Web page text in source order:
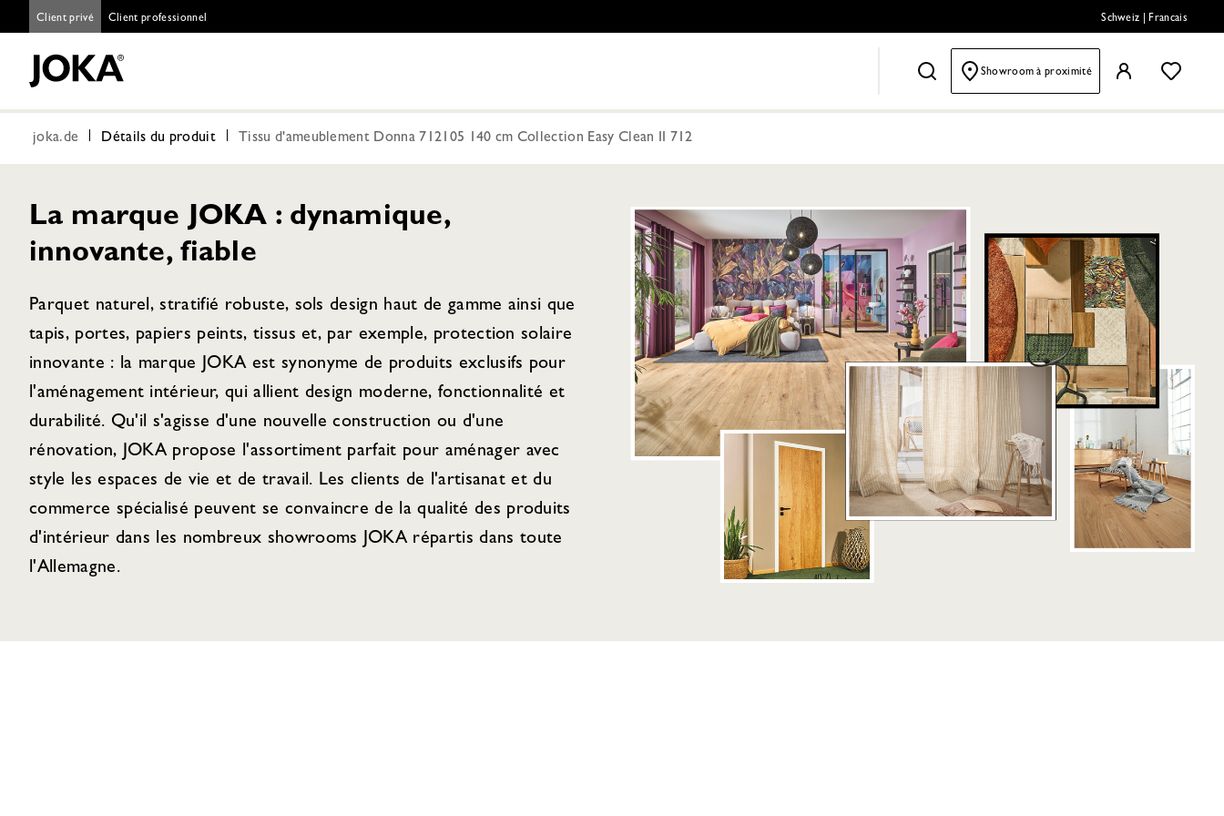
Client privé Client professionnel Schweiz Francais
Showroom à proximité
joka.de Détails du produit Tissu d'ameublement Donna 712105 140 cm Collection Easy Clean II 712
La marque JOKA : dynamique,
innovante, fiable
Parquet naturel, stratifié robuste, sols design haut de gamme ainsi que
tapis, portes, papiers peints, tissus et, par exemple, protection solaire
innovante : la marque JOKA est synonyme de produits exclusifs pour
l'aménagement intérieur, qui allient design moderne, fonctionnalité et
durabilité. Qu'il s'agisse d'une nouvelle construction ou d'une
rénovation, JOKA propose l'assortiment parfait pour aménager avec
style les espaces de vie et de travail. Les clients de l'artisanat et du
commerce spécialisé peuvent se convaincre de la qualité des produits
d'intérieur dans les nombreux showrooms JOKA répartis dans toute
l'Allemagne.